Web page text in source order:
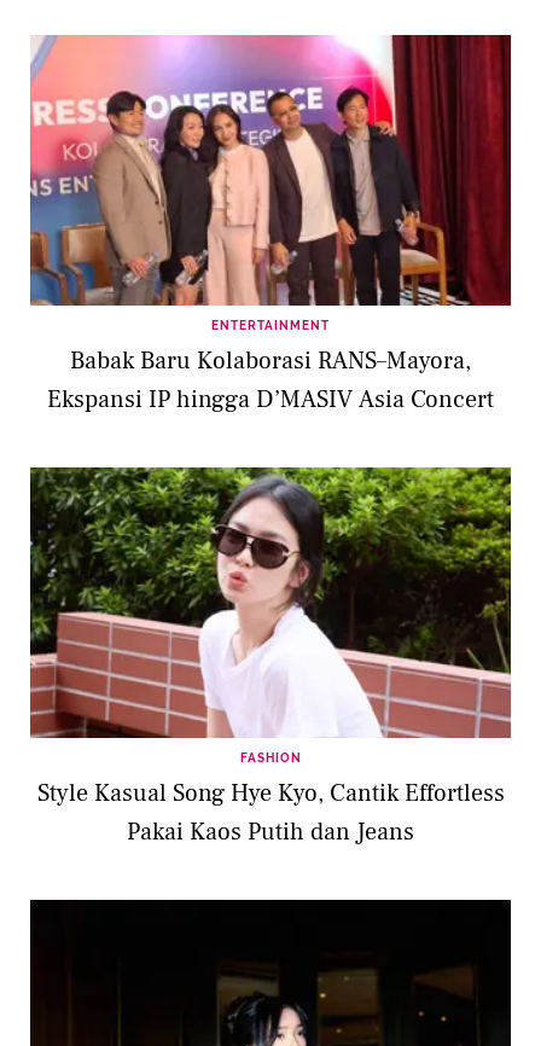
ENTERTAINMENT
Babak Baru Kolaborasi RANS–Mayora,
Ekspansi IP hingga D’MASIV Asia Concert
FASHION
Style Kasual Song Hye Kyo, Cantik Effortless
Pakai Kaos Putih dan Jeans